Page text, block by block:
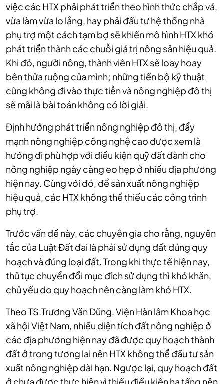
việc các HTX phải phát triển theo hình thức chắp vá,
vừa làm vừa lo lắng, hay phải đầu tư hệ thống nhà
phụ trợ một cách tạm bợ sẽ khiến mô hình HTX khó
phát triển thành các chuỗi giá trị nông sản hiệu quả.
Khi đó, người nông, thành viên HTX sẽ loay hoay
bên thửa ruộng của mình; những tiến bộ kỹ thuật
cũng không đi vào thực tiễn và nông nghiệp đô thị
sẽ mãi là bài toán không có lời giải.
Định hướng phát triển nông nghiệp đô thị, đẩy
mạnh nông nghiệp công nghệ cao được xem là
hướng đi phù hợp với điều kiện quỹ đất dành cho
nông nghiệp ngày càng eo hẹp ở nhiều địa phương
hiện nay. Cùng với đó, để sản xuất nông nghiệp
hiệu quả, các HTX không thể thiếu các công trình
phụ trợ.
Trước vấn đề này, các chuyên gia cho rằng, nguyên
tắc của Luật Đất đai là phải sử dụng đất đúng quy
hoạch và đúng loại đất. Trong khi thực tế hiện nay,
thủ tục chuyển đổi mục đích sử dụng thì khó khăn,
chủ yếu do quy hoạch nên càng làm khó HTX.
Theo TS.Trương Văn Dũng, Viện Hàn lâm Khoa học
xã hội Việt Nam, nhiều diện tích đất nông nghiệp ở
các địa phương hiện nay đã được quy hoạch thành
đất ở trong tương lai nên HTX không thể đầu tư sản
xuất nông nghiệp dài hạn. Ngược lại, quy hoạch đất